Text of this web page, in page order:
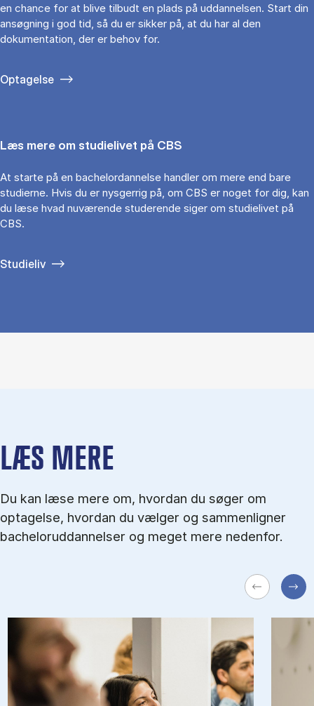
en chance for at blive tilbudt en plads på uddannelsen. Start din
ansøgning i god tid, så du er sikker på, at du har al den
dokumentation, der er behov for.
Optagelse
Læs mere om studielivet på CBS
At starte på en bachelordannelse handler om mere end bare
studierne. Hvis du er nysgerrig på, om CBS er noget for dig, kan
du læse hvad nuværende studerende siger om studielivet på
CBS.
Studieliv
LÆS MERE
Du kan læse mere om, hvordan du søger om
optagelse, hvordan du vælger og sammenligner
bacheloruddannelser og meget mere nedenfor.